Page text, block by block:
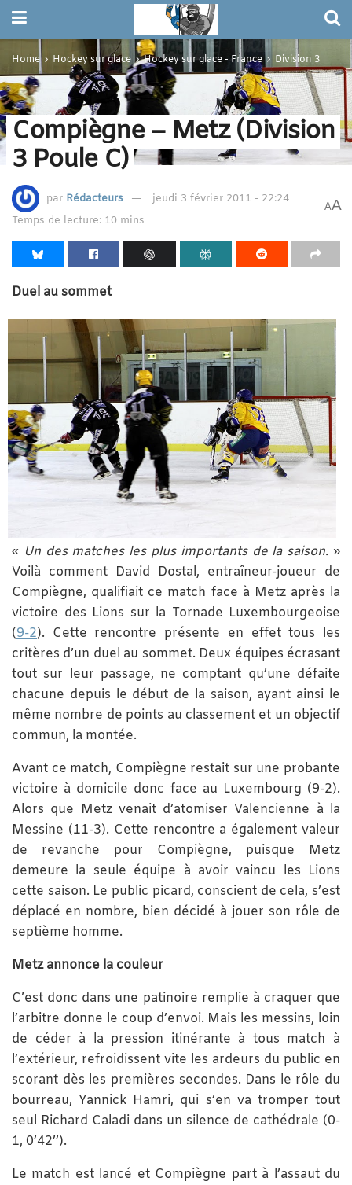
Home Hockey sur glace Hockey sur glace - France Division 3
Compiègne – Metz (Division
3 Poule C)
par Rédacteurs
jeudi 3 février 2011 - 22:24
Temps de lecture: 10 mins
AA
Duel au sommet
« Un des matches les plus importants de la saison. »
Voilà comment David Dostal, entraîneur-joueur de
Compiègne, qualifiait ce match face à Metz après la
victoire des Lions sur la Tornade Luxembourgeoise
(9-2). Cette rencontre présente en effet tous les
critères d’un duel au sommet. Deux équipes écrasant
tout sur leur passage, ne comptant qu’une défaite
chacune depuis le début de la saison, ayant ainsi le
même nombre de points au classement et un objectif
commun, la montée.
Avant ce match, Compiègne restait sur une probante
victoire à domicile donc face au Luxembourg (9-2).
Alors que Metz venait d’atomiser Valencienne à la
Messine (11-3). Cette rencontre a également valeur
de revanche pour Compiègne, puisque Metz
demeure la seule équipe à avoir vaincu les Lions
cette saison. Le public picard, conscient de cela, s’est
déplacé en nombre, bien décidé à jouer son rôle de
septième homme.
Metz annonce la couleur
C’est donc dans une patinoire remplie à craquer que
l’arbitre donne le coup d’envoi. Mais les messins, loin
de céder à la pression itinérante à tous match à
l’extérieur, refroidissent vite les ardeurs du public en
scorant dès les premières secondes. Dans le rôle du
bourreau, Yannick Hamri, qui s’en va tromper tout
seul Richard Caladi dans un silence de cathédrale (0-
1, 0’42’’).
Le match est lancé et Compiègne part à l’assaut du